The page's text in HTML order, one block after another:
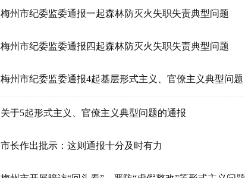
梅州市纪委监委通报一起森林防灭火失职失责典型问题
梅州市纪委监委通报四起森林防灭火失职失责典型问题
梅州市纪委监委通报4起基层形式主义、官僚主义典型问题
关于5起形式主义、官僚主义典型问题的通报
市长作出批示：这则通报十分及时有力